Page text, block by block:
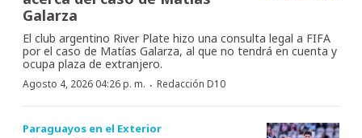
Galarza
El club argentino River Plate hizo una consulta legal a FIFA
por el caso de Matías Galarza, al que no tendrá en cuenta y
ocupa plaza de extranjero.
Agosto 4, 2026 04:26 p. m. · Redacción D10
Paraguayos en el Exterior